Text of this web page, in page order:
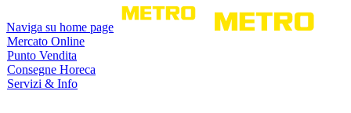
Naviga su home page
Mercato Online
Punto Vendita
Consegne Horeca
Servizi & Info